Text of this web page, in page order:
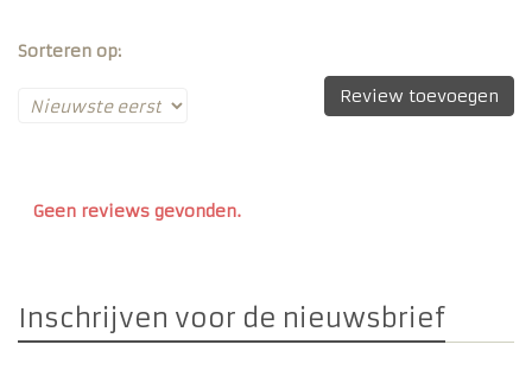
Sorteren op:
Review toevoegen
Geen reviews gevonden.
Inschrijven voor de nieuwsbrief